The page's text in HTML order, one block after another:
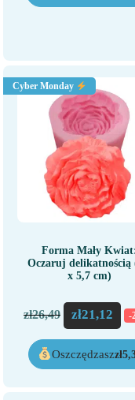
Cyber Monday
Forma Mały
Oczaruj delikatnością
x 5,7 cm)
zł26,49 zł21,12 -
Oszczędzaszzł